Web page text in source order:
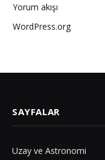
Yorum akışı
WordPress.org
SAYFALAR
Uzay ve Astronomi